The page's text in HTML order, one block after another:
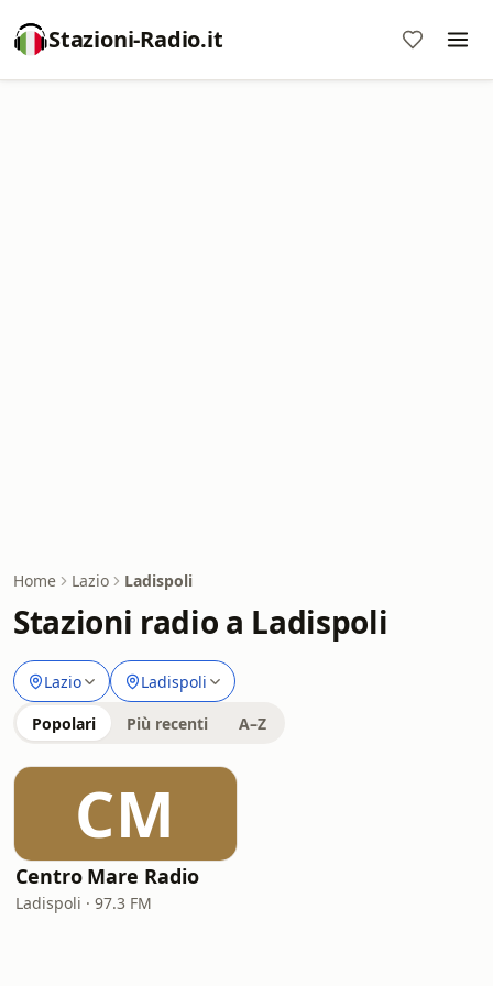
Stazioni-Radio.it
Home Lazio Ladispoli
Stazioni radio a Ladispoli
Lazio Ladispoli
Popolari Più recenti A–Z
CM
Centro Mare Radio
Ladispoli · 97.3 FM